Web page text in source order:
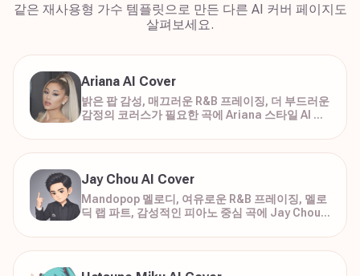
같은 재사용형 가수 템플릿으로 만든 다른 AI 커버 페이지도
살펴보세요.
Ariana AI Cover
밝은 팝 감성, 매끄러운 R&B 프레이징, 더 부드러운
감정의 코러스가 필요한 곡에 Ariana 스타일 AI 커
Jay Chou AI Cover
Mandopop 멜로디, 여유로운 R&B 프레이징, 멜로
딕 랩 파트, 감성적인 피아노 중심 곡에 Jay Chou